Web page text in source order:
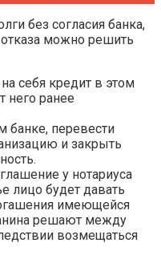
без согласия банка,
можно решить
себя кредит в этом
него ранее
банке, перевести
и закрыть
у нотариуса
лицо будет давать
имеющейся
решают между
возмещаться